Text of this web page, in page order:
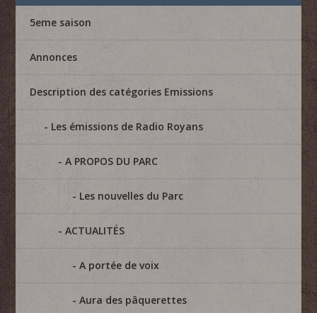
5eme saison
Annonces
Description des catégories Emissions
Les émissions de Radio Royans
A PROPOS DU PARC
Les nouvelles du Parc
ACTUALITÉS
A portée de voix
Aura des pâquerettes